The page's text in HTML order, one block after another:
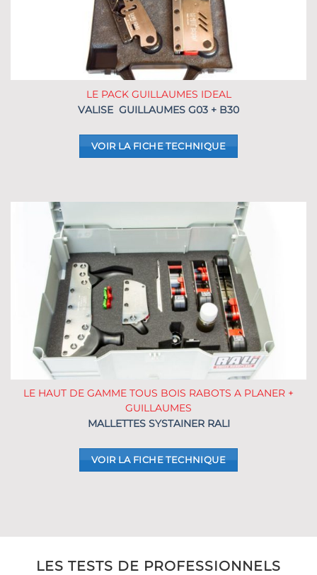
LE PACK GUILLAUMES IDEAL
VALISE GUILLAUMES G03 + B30
VOIR LA FICHE TECHNIQUE
LE HAUT DE GAMME TOUS BOIS RABOTS A PLANER +
GUILLAUMES
MALLETTES SYSTAINER RALI
VOIR LA FICHE TECHNIQUE
LES TESTS DE PROFESSIONNELS